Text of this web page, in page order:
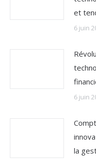
et
6 juin
6 juin
la